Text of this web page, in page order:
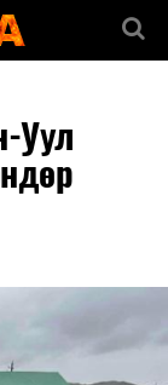
Уул